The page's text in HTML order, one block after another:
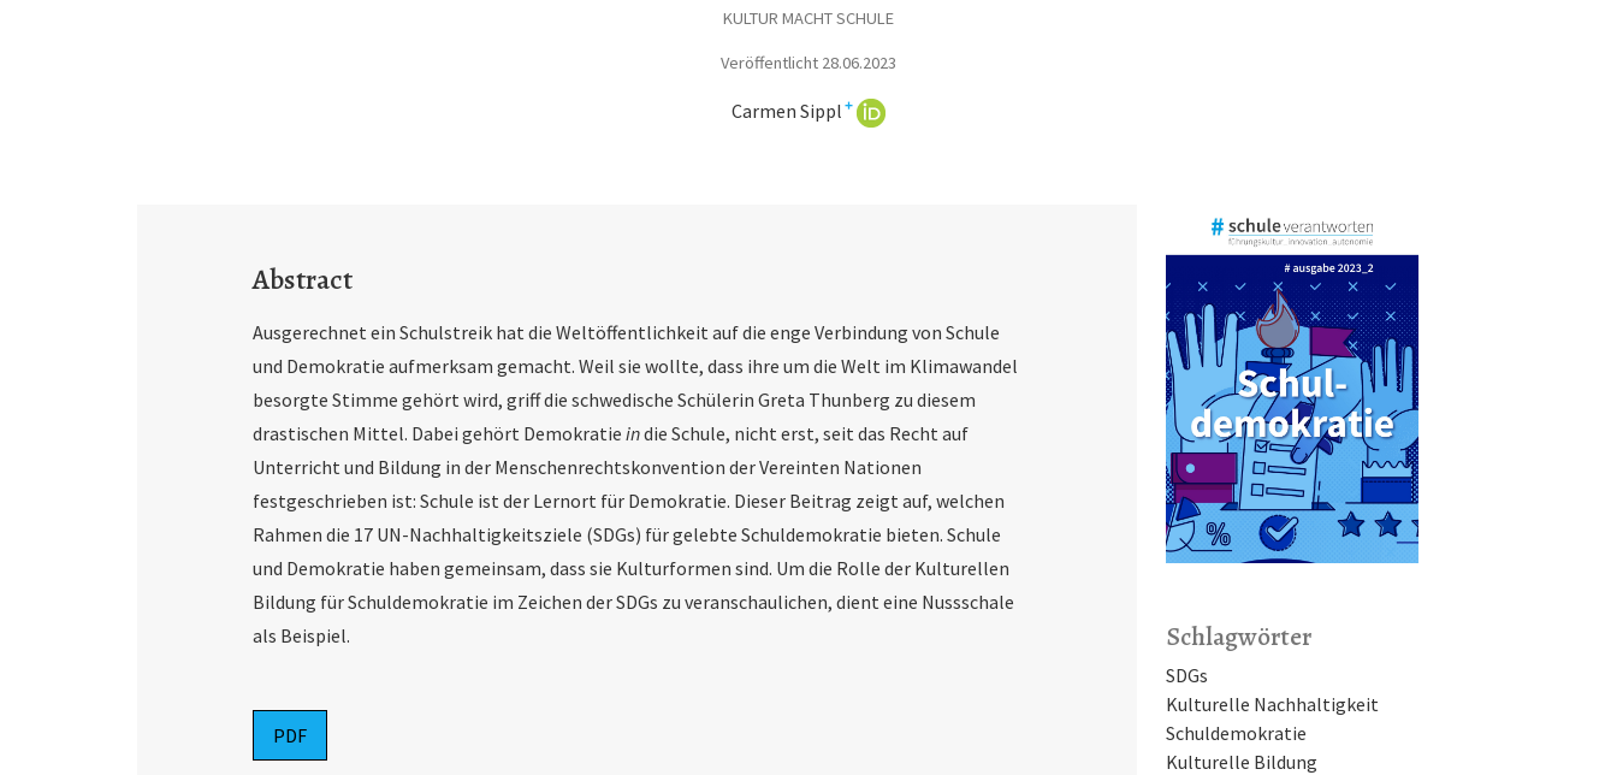
KULTUR MACHT SCHULE
Veröffentlicht 28.06.2023
Carmen Sippl +
Schlagwörter
SDGs
Kulturelle Nachhaltigkeit
Schuldemokratie
Kulturelle Bildung
Abstract
Ausgerechnet ein Schulstreik hat die Weltöffentlichkeit auf die enge Verbindung von Schule
und Demo­kratie aufmerksam gemacht. Weil sie wollte, dass ihre um die Welt im Klimawandel
besorgte Stimme gehört wird, griff die schwedische Schülerin Greta Thunberg zu diesem
drastischen Mittel. Dabei gehört Demokratie indie Schule, nicht erst, seit das Recht auf
Unterricht und Bildung in der Menschenrechtskonvention der Vereinten Nationen
festgeschrieben ist: Schule ist der Lernort für Demokratie. Dieser Beitrag zeigt auf, welchen
Rahmen die 17 UN-Nachhaltigkeitsziele (SDGs) für gelebte Schuldemokratie bieten. Schule
und Demokratie haben gemeinsam, dass sie Kulturformen sind. Um die Rolle der Kulturellen
Bildung für Schuldemokratie im Zeichen der SDGs zu veranschau­lichen, dient eine Nussschale
als Beispiel.
PDF